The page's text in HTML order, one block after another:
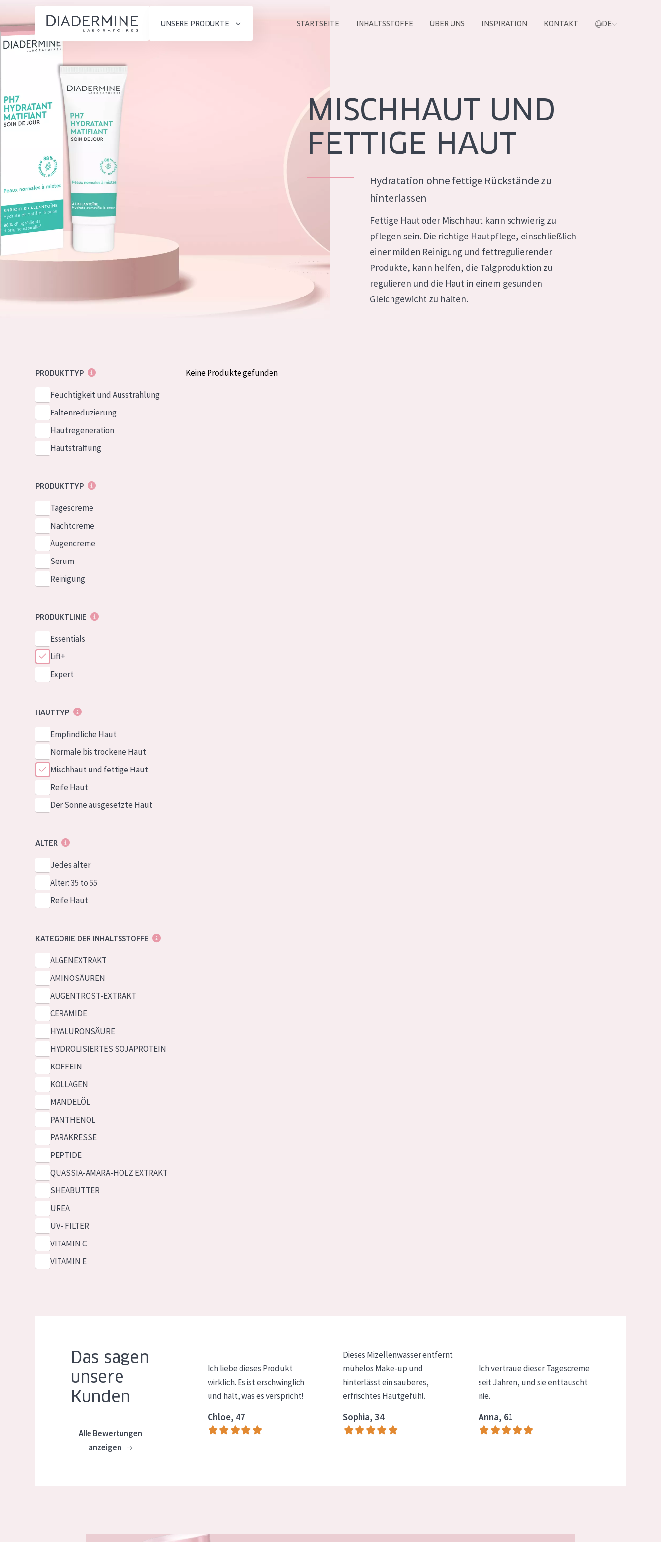
UNSERE PRODUKTE
PRODUKTTYP
Feuchtigkeit und
Ausstrahlung
Faltenreduzierung
Hautregeneration
Hautstraffung
Expert
Mischhaut und fettige
Haut
Reife Haut
Der Sonne ausgesetzte
ALTER
Jedes alter
Alter: 35 to 55
ALLE PRODUKTE
STARTSEITE INHALTSSTOFFE ÜBER UNS INSPIRATION KONTAKT DE
Startseite
inhaltsstoffe
Kontakt
French
German
Spanish
MISCHHAUT UND
FETTIGE HAUT
Hydratation ohne fettige Rückstände zu
hinterlassen
Fettige Haut oder Mischhaut kann schwierig zu
pflegen sein. Die richtige Hautpflege, einschließlich
einer milden Reinigung und fettregulierender
Produkte, kann helfen, die Talgproduktion zu
regulieren und die Haut in einem gesunden
Gleichgewicht zu halten.
PRODUKTTYP
Feuchtigkeit und Ausstrahlung
Faltenreduzierung
Hautregeneration
Hautstraffung
PRODUKTTYP
Tagescreme
Nachtcreme
Augencreme
Serum
Reinigung
PRODUKTLINIE
Essentials
Lift+
Expert
HAUTTYP
Empfindliche Haut
Normale bis trockene Haut
Mischhaut und fettige Haut
Reife Haut
Der Sonne ausgesetzte Haut
ALTER
Jedes alter
Alter: 35 to 55
Reife Haut
KATEGORIE DER INHALTSSTOFFE
ALGENEXTRAKT
AMINOSÄUREN
AUGENTROST-EXTRAKT
CERAMIDE
HYALURONSÄURE
HYDROLISIERTES SOJAPROTEIN
KOFFEIN
KOLLAGEN
MANDELÖL
PANTHENOL
PARAKRESSE
PEPTIDE
QUASSIA-AMARA-HOLZ EXTRAKT
SHEABUTTER
UREA
UV- FILTER
VITAMIN C
VITAMIN E
Keine Produkte gefunden
Das sagen
unsere
Kunden
Alle Bewertungen
anzeigen
Ich liebe dieses Produkt
wirklich. Es ist erschwinglich
und hält, was es verspricht!
Chloe, 47
Dieses Mizellenwasser entfernt
mühelos Make-up und
hinterlässt ein sauberes,
erfrischtes Hautgefühl.
Sophia, 34
Ich vertraue dieser Tagescreme
seit Jahren, und sie enttäuscht
nie.
Anna, 61